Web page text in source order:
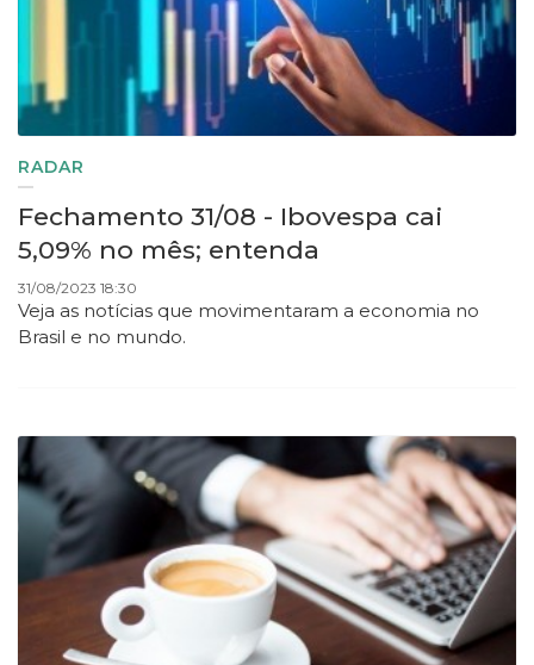
RADAR
Fechamento 31/08 - Ibovespa cai
5,09% no mês; entenda
31/08/2023 18:30
Veja as notícias que movimentaram a economia no
Brasil e no mundo.